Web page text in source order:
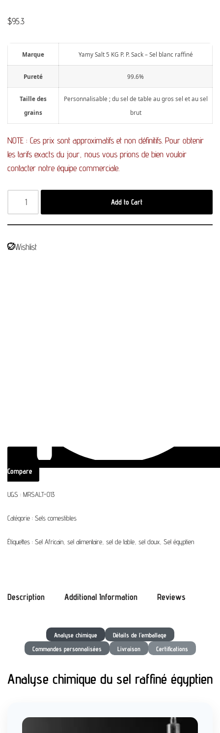
$95.3
Marque Yamy Salt 5 KG P. P. Sack – Sel blanc raffiné
Pureté 99.6%
Taille des
grains
Personnalisable ; du sel de table au gros sel et au sel
brut
NOTE : Ces prix sont approximatifs et non définitifs. Pour obtenir
les tarifs exacts du jour, nous vous prions de bien vouloir
contacter notre équipe commerciale.
Add to Cart
Wishlist
Compare
UGS : MRSALT-013
Catégorie : Sels comestibles
Étiquettes : Sel Africain sel alimentaire sel de table sel doux Sel égyptien
Description Additional Information Reviews
Analyse chimique
Détails de l’emballage
Commandes personnalisées
Livraison Certifications
Analyse chimique du sel raffiné égyptien